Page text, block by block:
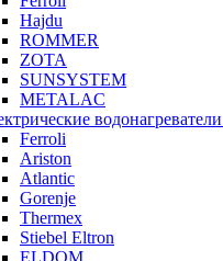
Hajdu
ROMMER
ZOTA
SUNSYSTEM
METALAC
водонагреватели
Ferroli
Ariston
Atlantic
Gorenje
Thermex
Stiebel Eltron
ELDOM